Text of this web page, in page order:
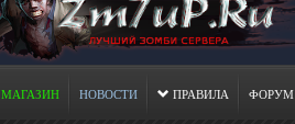
МАГАЗИН НОВОСТИ ПРАВИЛА ФОРУМ